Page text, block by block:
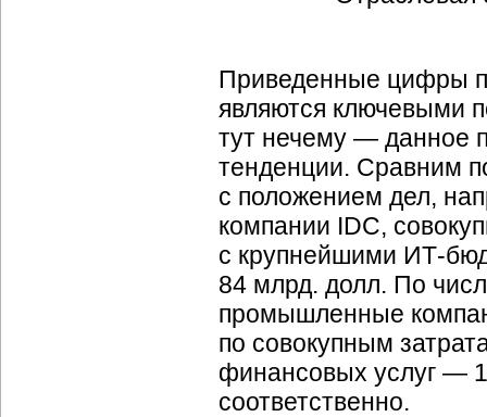
Приведенные цифры
являются ключевыми
тут нечему — данное
тенденции. Сравним
с положением дел,
компании IDC,
с крупнейшими ИТ-
84 млрд. долл. По
промышленные
по совокупным
финансовых услуг —
соответственно.